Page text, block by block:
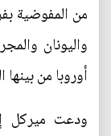
واليونان
أوروبا من
ودعت ميركل